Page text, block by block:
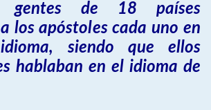
gentes de 18 países
los apóstoles cada uno en
siendo que ellos
hablaban en el idioma de